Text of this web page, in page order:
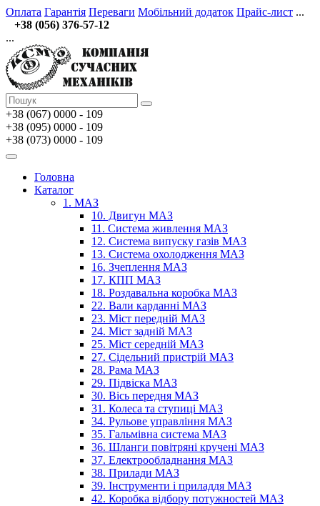
Оплата Гарантія Переваги Мобільний додаток Прайс-лист ...
+38 (056) 376-57-12
...
+38 (067) 0000 - 109
+38 (095) 0000 - 109
+38 (073) 0000 - 109
Головна
Каталог
1. МАЗ
10. Двигун МАЗ
11. Система живлення МАЗ
12. Система випуску газів МАЗ
13. Система охолодження МАЗ
16. Зчеплення МАЗ
17. КПП МАЗ
18. Роздавальна коробка МАЗ
22. Вали карданні МАЗ
23. Міст передній МАЗ
24. Міст задній МАЗ
25. Міст середній МАЗ
27. Сідельний пристрій МАЗ
28. Рама МАЗ
29. Підвіска МАЗ
30. Вісь передня МАЗ
31. Колеса та ступиці МАЗ
34. Рульове управління МАЗ
35. Гальмівна система МАЗ
36. Шланги повітряні кручені МАЗ
37. Електрообладнання МАЗ
38. Прилади МАЗ
39. Інструменти і приладдя МАЗ
42. Коробка відбору потужностей МАЗ